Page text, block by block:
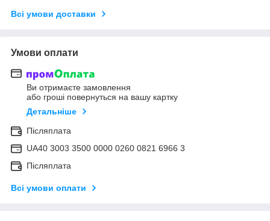
Всі умови доставки
Умови оплати
Ви отримаєте замовлення
або гроші повернуться на вашу картку
Детальніше
Післяплата
UA40 3003 3500 0000 0260 0821 6966 3
Післяплата
Всі умови оплати